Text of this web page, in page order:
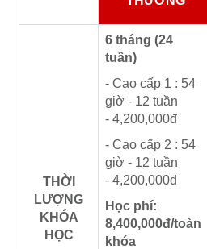
THỜI
LƯỢNG
KHÓA
HỌC
6 tháng (24
tuần)
- Cao cấp 1 : 54
giờ - 12 tuần
- 4,200,000đ
- Cao cấp 2 : 54
giờ - 12 tuần
- 4,200,000đ
Học phí:
8,400,000đ/toàn
khóa